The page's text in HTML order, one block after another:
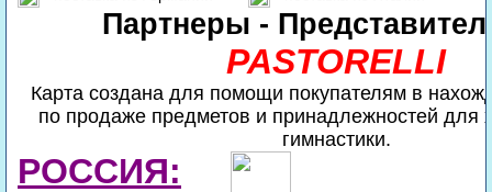
Партнеры -
PASTORELLI
Карта создана для помощи покупателям в
по продаже предметов и принадлежностей для
гимнастики.
РОССИЯ: